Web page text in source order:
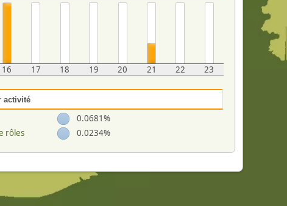
16 17 18 19 20 21 22 23
activité
0.0681%
rôles
0.0234%